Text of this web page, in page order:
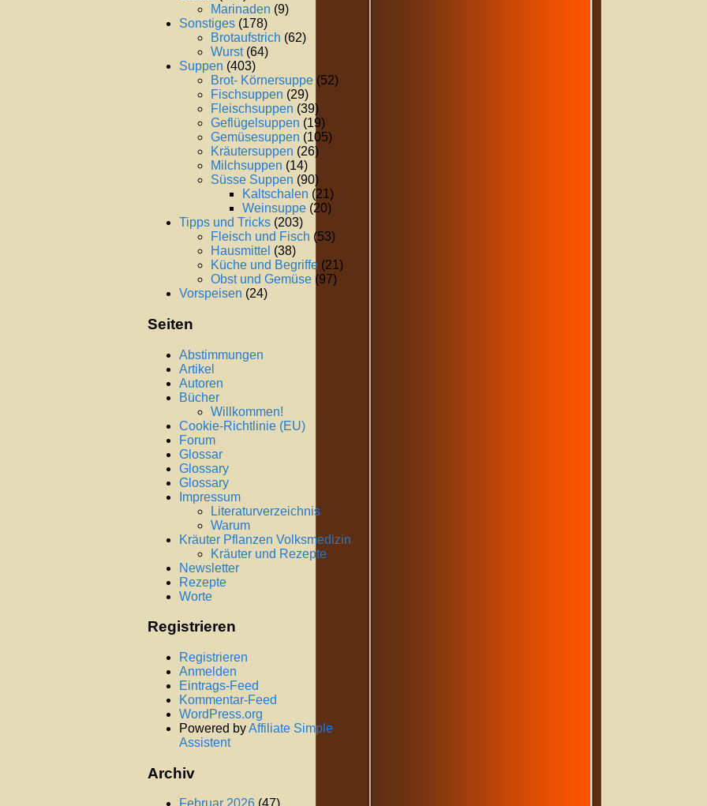
Marinaden (9)
Sonstiges (178)
Brotaufstrich (62)
Wurst(64)
Suppen (403)
Brot- Körnersuppe (52)
Fischsuppen (29)
Fleischsuppen (39)
Geflügelsuppen (19)
Gemüsesuppen (105)
Kräutersuppen (26)
Milchsuppen (14)
Süsse Suppen (90)
Kaltschalen (21)
Weinsuppe (20)
Tipps und Tricks (203)
Fleisch und Fisch (53)
Hausmittel (38)
Küche und Begriffe (21)
Obst und Gemüse (97)
Vorspeisen (24)
Seiten
Abstimmungen
Artikel
Autoren
Bücher
Willkommen!
Cookie-Richtlinie (EU)
Forum
Glossar
Glossary
Glossary
Impressum
Literaturverzeichnis
Warum
Kräuter Pflanzen Volksmedizin
Kräuter und Rezepte
Newsletter
Rezepte
Worte
Registrieren
Registrieren
Anmelden
Eintrags-Feed
Kommentar-Feed
WordPress.org
Powered byAffiliate Simple
Assistent
Archiv